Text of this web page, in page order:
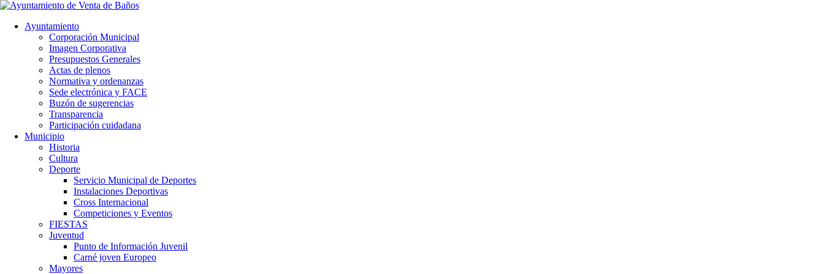
Ayuntamiento
Corporación Municipal
Imagen Corporativa
Presupuestos Generales
Actas de plenos
Normativa y ordenanzas
Sede electrónica y FACE
Buzón de sugerencias
Transparencia
Participación cuidadana
Municipio
Historia
Cultura
Deporte
Servicio Municipal de Deportes
Instalaciones Deportivas
Cross Internacional
Competiciones y Eventos
FIESTAS
Juventud
Punto de Información Juvenil
Carné joven Europeo
Mayores